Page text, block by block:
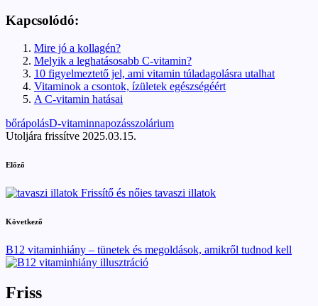
Kapcsolódó:
Mire jó a kollagén?
Melyik a leghatásosabb C-vitamin?
10 figyelmeztető jel, ami vitamin túladagolásra utalhat
Vitaminok a csontok, ízületek egészségéért
A C-vitamin hatásai
Tags:
bőrápolásD-vitaminnapozásszolárium
Utoljára frissítve 2025.03.15.
Post
navigation
Előző
Frissítő és nőies tavaszi illatok
Következő
B12 vitaminhiány – tünetek és megoldások, amikről tudnod kell
Friss